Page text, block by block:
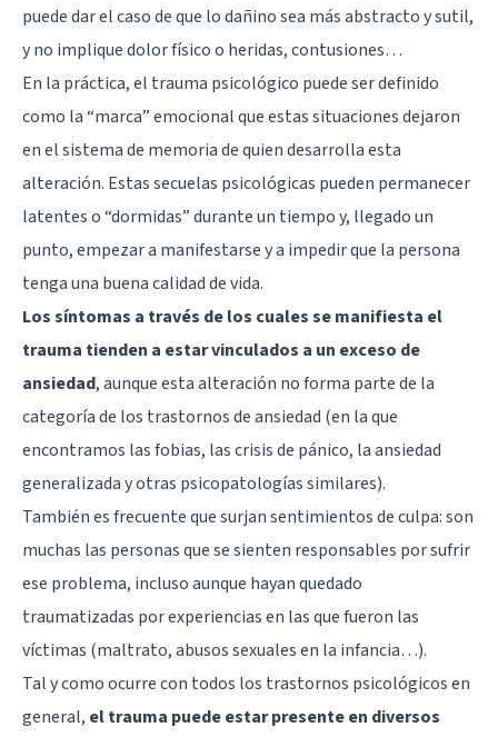
puede dar el caso de que lo dañino sea más abstracto y sutil,
y no implique dolor físico o heridas, contusiones…
En la práctica, el trauma psicológico puede ser definido
como la “marca” emocional que estas situaciones dejaron
en el sistema de memoria de quien desarrolla esta
alteración. Estas secuelas psicológicas pueden permanecer
latentes o “dormidas” durante un tiempo y, llegado un
punto, empezar a manifestarse y a impedir que la persona
tenga una buena calidad de vida.
Los síntomas a través de los cuales se manifiesta el
trauma tienden a estar vinculados a un exceso de
ansiedad, aunque esta alteración no forma parte de la
categoría de los trastornos de ansiedad (en la que
encontramos las fobias, las crisis de pánico, la ansiedad
generalizada y otras psicopatologías similares).
También es frecuente que surjansentimientos de culpa: son
muchas las personas que se sienten responsables por sufrir
ese problema, incluso aunque hayan quedado
traumatizadas por experiencias en las que fueron las
víctimas (maltrato, abusos sexuales en la infancia…).
Tal y como ocurre con todos los trastornos psicológicos en
general, el trauma puede estar presente en diversos